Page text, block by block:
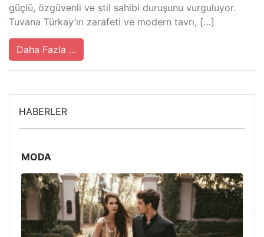
güçlü, özgüvenli ve stil sahibi duruşunu vurguluyor.
Tuvana Türkay’ın zarafeti ve modern tavrı, […]
Daha Fazla ...
HABERLER
MODA